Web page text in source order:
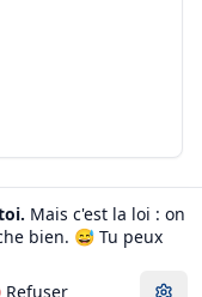
Mais c'est la loi : on
bien. 😅 Tu peux
Refuser
DREUX→